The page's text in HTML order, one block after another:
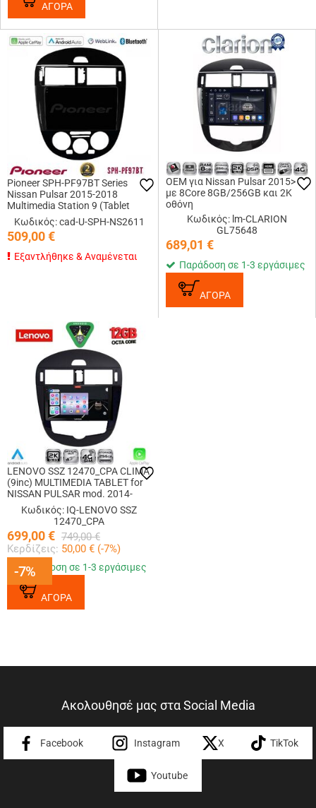
ΑΓΟΡΑ
Pioneer SPH-PF97BT Series
Nissan Pulsar 2015-2018
Multimedia Station 9 (Tablet
Style) Με Carplay &amp; Android
Auto
Κωδικός: cad-U-SPH-NS2611
509,00€
Εξαντλήθηκε & Αναμένεται
OEM για Nissan Pulsar 2015>
με 8Core 8GB/256GB και 2Κ
οθόνη
Κωδικός: lm-CLARION
GL75648
689,01 €
Παράδοση σε 1-3 εργάσιμες
ΑΓΟΡΑ
-7%
LENOVO SSZ 12470_CPA CLIMA
(9inc) MULTIMEDIA TABLET for
NISSAN PULSAR mod. 2014-
2020Κωδικός: IQ-LENOVO SSZ
12470_CPA
699,00€ 749,00 €
Κερδίζεις: 50,00 € (-7%)
-7%
Παράδοση σε 1-3 εργάσιμες
ΑΓΟΡΑ
Ακολουθησέ μας στα Social Media
Facebook Instagram X TikTok
Youtube